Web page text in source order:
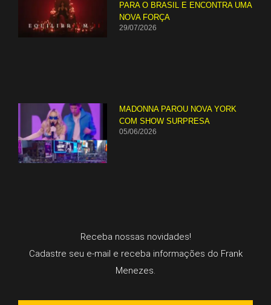
PARA O BRASIL E ENCONTRA UMA
NOVA FORÇA
29/07/2026
MADONNA PAROU NOVA YORK
COM SHOW SURPRESA
05/06/2026
Receba nossas novidades!
Cadastre seu e-mail e receba informações do Frank
Menezes.